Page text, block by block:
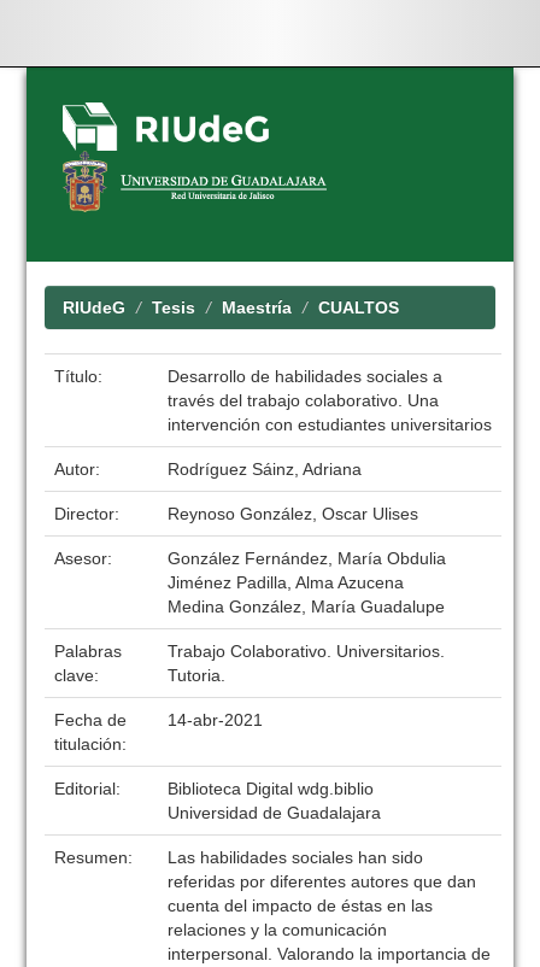
Skip
navigation
RIUdeG Tesis Maestría CUALTOS
Título:
Desarrollo de habilidades sociales a
través del trabajo colaborativo. Una
intervención con estudiantes universitarios
Autor: Rodríguez Sáinz, Adriana
Director: Reynoso González, Oscar Ulises
Asesor:
González Fernández, María Obdulia
Jiménez Padilla, Alma Azucena
Medina González, María Guadalupe
Palabras
clave:
Trabajo Colaborativo. Universitarios.
Tutoria.
Fecha de
titulación:
14-abr-2021
Editorial:
Biblioteca Digital wdg.biblio
Universidad de Guadalajara
Resumen:
Las habilidades sociales han sido
referidas por diferentes autores que dan
cuenta del impacto de éstas en las
relaciones y la comunicación
interpersonal. Valorando la importancia de